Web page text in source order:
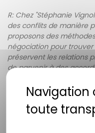
R: Chez "Stéphanie
des conflits de manière
proposons des
négociation pour
préservent les relations
de parvenir à des
évitant ainsi les
Q: Pourquoi devrais-
comme mon avocat